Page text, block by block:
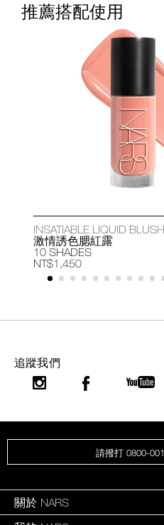
推薦搭配使用
INSATIABLE LIQUID BLUSH
激情誘色腮紅露
10 SHADES
NT$1,450
追蹤我們
請撥打 0800-
關於 NARS